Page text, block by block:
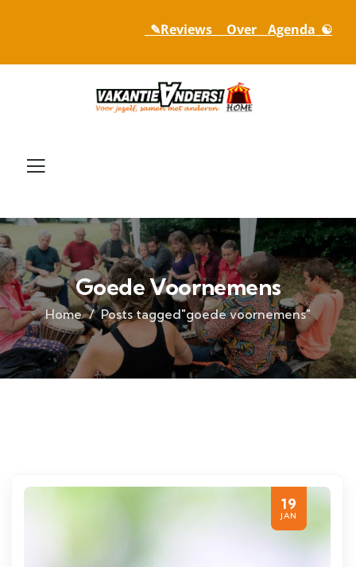
_✎Reviews_ _ Over_ _Agenda_☯
Goede Voornemens
Home Posts tagged"goede voornemens"
19
JAN